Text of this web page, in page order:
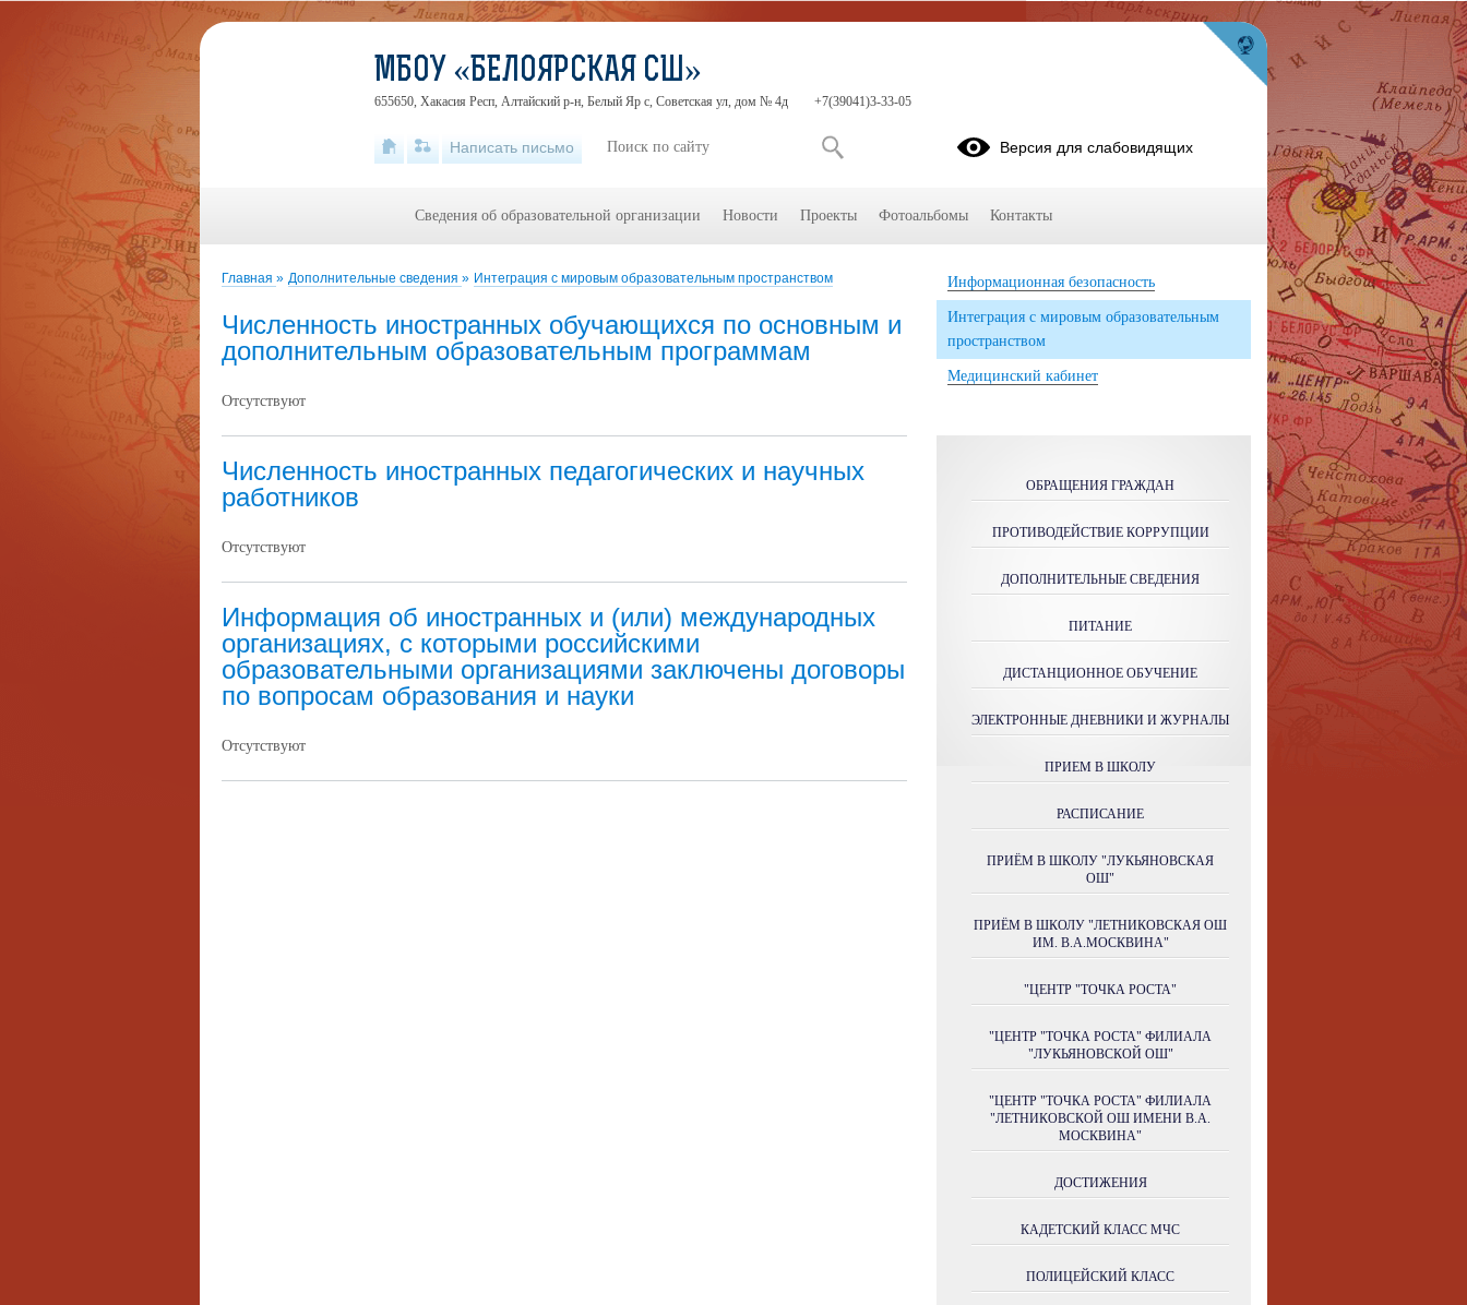
Главная » Дополнительные сведения » Интеграция с мировым образовательным пространством
Численность иностранных обучающихся по основным и
дополнительным образовательным программам
Отсутствуют
Численность иностранных педагогических и научных
работников
Отсутствуют
Информация об иностранных и (или) международных
организациях, с которыми российскими
образовательными организациями заключены договоры
по вопросам образования и науки
Отсутствуют
Информационная безопасность
Интеграция с мировым образовательным
пространством
Медицинский кабинет
ОБРАЩЕНИЯ ГРАЖДАН
ПРОТИВОДЕЙСТВИЕ КОРРУПЦИИ
ДОПОЛНИТЕЛЬНЫЕ СВЕДЕНИЯ
ПИТАНИЕ
ДИСТАНЦИОННОЕ ОБУЧЕНИЕ
ЭЛЕКТРОННЫЕ ДНЕВНИКИ И ЖУРНАЛЫ
ПРИЕМ В ШКОЛУ
РАСПИСАНИЕ
ПРИЁМ В ШКОЛУ "ЛУКЬЯНОВСКАЯ
ОШ"
ПРИЁМ В ШКОЛУ "ЛЕТНИКОВСКАЯ ОШ
ИМ. В.А.МОСКВИНА"
"ЦЕНТР "ТОЧКА РОСТА"
"ЦЕНТР "ТОЧКА РОСТА" ФИЛИАЛА
"ЛУКЬЯНОВСКОЙ ОШ"
"ЦЕНТР "ТОЧКА РОСТА" ФИЛИАЛА
"ЛЕТНИКОВСКОЙ ОШ ИМЕНИ В.А.
МОСКВИНА"
ДОСТИЖЕНИЯ
КАДЕТСКИЙ КЛАСС МЧС
ПОЛИЦЕЙСКИЙ КЛАСС
МБОУ «БЕЛОЯРСКАЯ СШ»
655650, Хакасия Респ, Алтайский р-н, Белый Яр с, Советская ул, дом № 4д +7(39041)3-33-05
Написать письмо Версия для слабовидящих
Сведения об образовательной организации Новости Проекты Фотоальбомы Контакты